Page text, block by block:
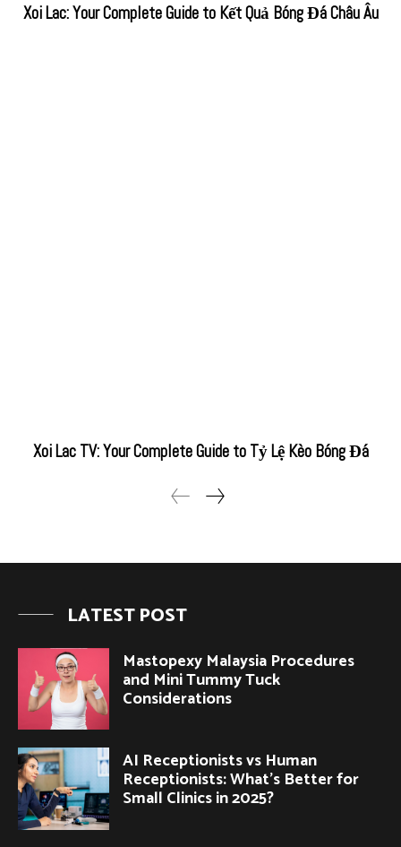
Xoi Lac: Your Complete Guide to Kết Quả Bóng Đá Châu Âu
Xoi Lac TV: Your Complete Guide to Tỷ Lệ Kèo Bóng Đá
LATEST POST
Mastopexy Malaysia Procedures
and Mini Tummy Tuck
Considerations
AI Receptionists vs Human
Receptionists: What’s Better for
Small Clinics in 2025?